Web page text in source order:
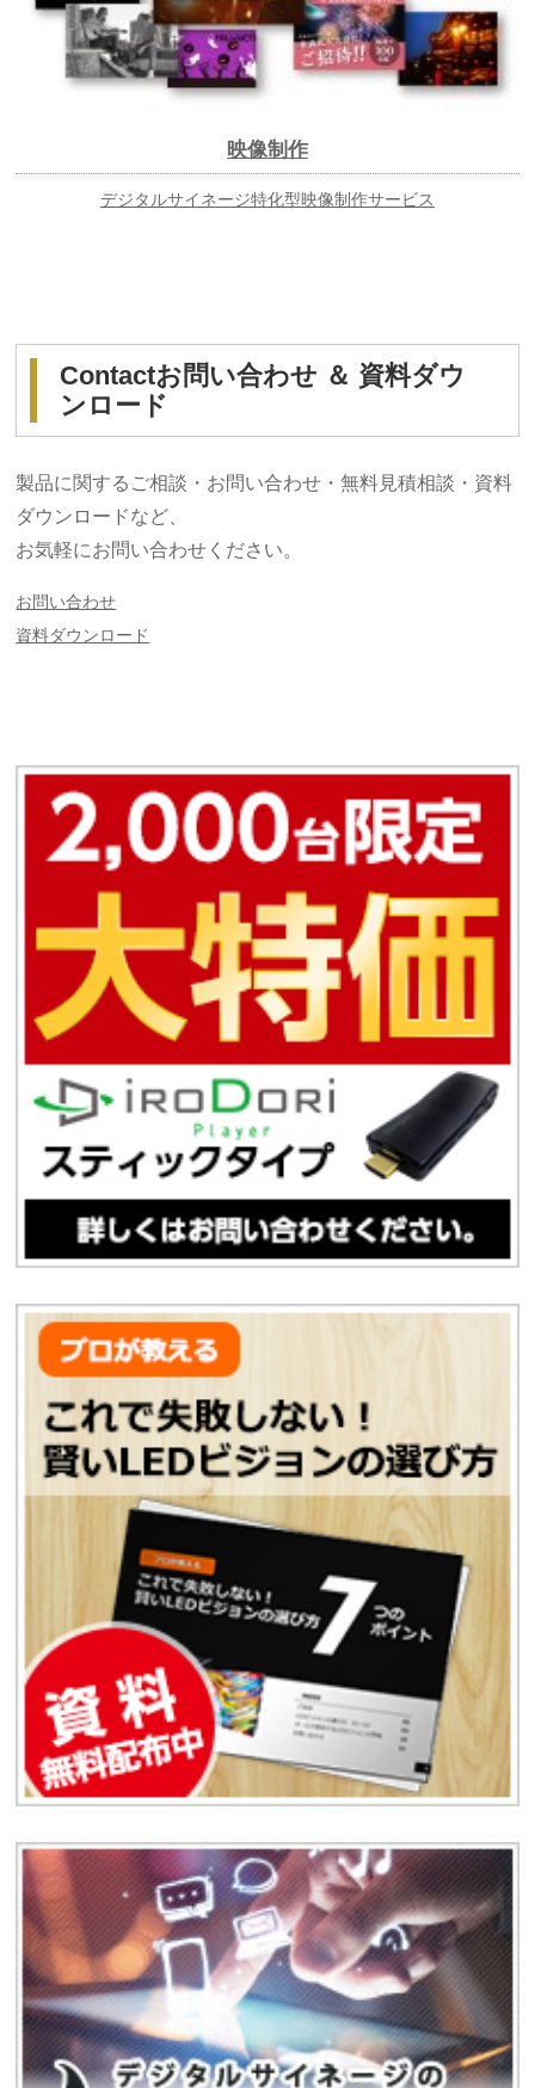
映像制作
デジタルサイネージ特化型映像制作サービス
Contactお問い合わせ ＆ 資料ダウ
ンロード
製品に関するご相談・お問い合わせ・無料見積相談・資料
ダウンロードなど、
お気軽にお問い合わせください。
お問い合わせ
資料ダウンロード